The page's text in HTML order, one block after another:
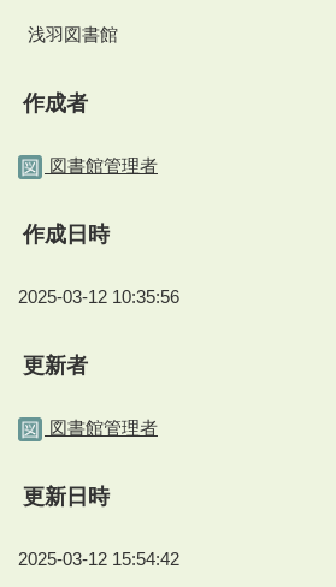
浅羽図書館
作成者
図書館管理者
作成日時
2025-03-12 10:35:56
更新者
図書館管理者
更新日時
2025-03-12 15:54:42